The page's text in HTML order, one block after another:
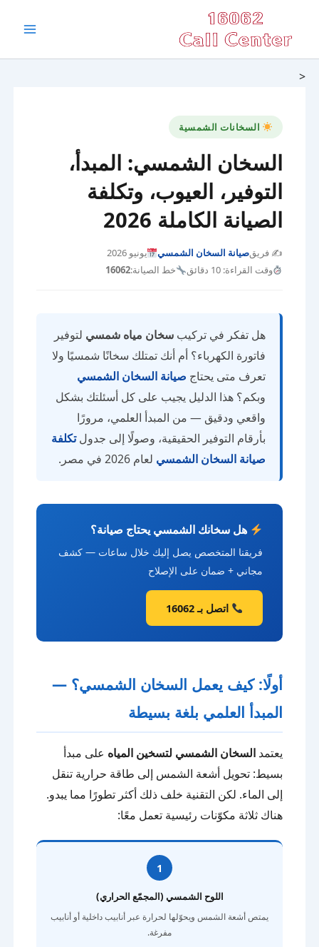
المحتوى
<
السخانات الشمسية
السخان الشمسي: المبدأ،
التوفير، العيوب، وتكلفة
الصيانة الكاملة 2026
✍️ فريقصيانة السخان الشمسي
يونيو 2026
وقت القراءة: 10 دقائق
خط الصيانة:16062
هل تفكر في تركيب سخان مياه شمسي لتوفير
فاتورة الكهرباء؟ أم أنك تمتلك سخانًا شمسيًا ولا
تعرف متى يحتاج صيانة السخان الشمسي
وبكم؟ هذا الدليل يجيب على كل أسئلتك بشكل
واقعي ودقيق — من المبدأ العلمي، مرورًا
بأرقام التوفير الحقيقية، وصولًا إلى جدولتكلفة
صيانة السخان الشمسي لعام 2026 في مصر.
هل سخانك الشمسي يحتاج صيانة؟
فريقنا المتخصص يصل إليك خلال ساعات — كشف
مجاني + ضمان على الإصلاح
اتصل بـ 16062
أولًا: كيف يعمل السخان الشمسي؟ —
المبدأ العلمي بلغة بسيطة
يعتمد السخان الشمسي لتسخين المياه على مبدأ
بسيط: تحويل أشعة الشمس إلى طاقة حرارية تنقل
إلى الماء. لكن التقنية خلف ذلك أكثر تطورًا مما يبدو.
هناك ثلاثة مكوّنات رئيسية تعمل معًا:
1
اللوح الشمسي (المجمّع الحراري)
يمتص أشعة الشمس ويحوّلها لحرارة عبر أنابيب داخلية أو أنابيب
مفرغة.